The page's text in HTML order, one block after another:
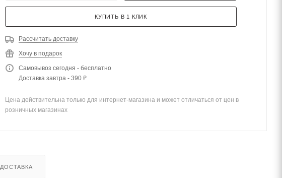
КУПИТЬ В 1 КЛИК
Рассчитать доставку
Хочу в подарок
Самовывоз сегодня - бесплатно
Доставка завтра - 390 ₽
Цена действительна только для интернет-магазина и может отличаться от цен в
розничных магазинах
ДОСТАВКА